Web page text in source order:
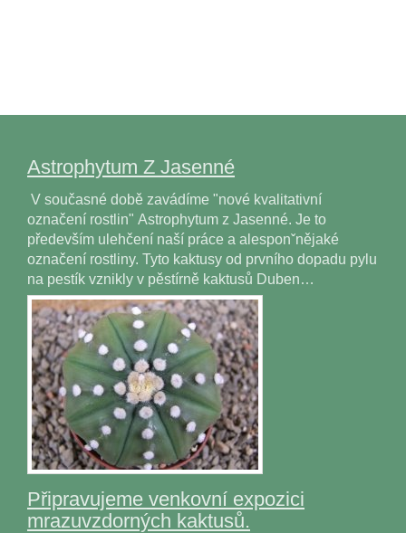
Astrophytum Z Jasenné
V současné době zavádíme "nové kvalitativní
označení rostlin" Astrophytum z Jasenné. Je to
především ulehčení naší práce a alesponˇnějaké
označení rostliny. Tyto kaktusy od prvního dopadu pylu
na pestík vznikly v pěstírně kaktusů Duben…
Připravujeme venkovní expozici
mrazuvzdorných kaktusů.